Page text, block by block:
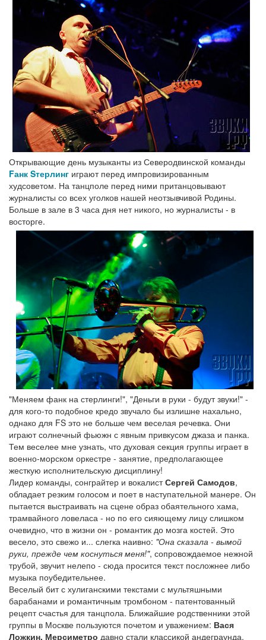
Открывающие день музыканты из Северодвинской команды
Fанк Sтерлинг играют перед импровизированным
худсоветом. На танцполе перед ними пританцовывают
журналисты со всех уголков нашей неотзывчивой Родины.
Больше в зале в 3 часа дня нет никого, но журналисты - в
восторге.
"Меняем фанк на стерлинги!", "Деньги в руки - будут звуки!" -
для кого-то подобное кредо звучало бы излишне нахально,
однако для FS это не больше чем веселая речевка. Они
играют солнечный фьюжн с явным привкусом джаза и панка.
Тем веселее мне узнать, что духовая секция группы играет в
военно-морском оркестре - занятие, предполагающее
жесткую исполнительскую дисциплину!
Лидер команды, сонграйтер и вокалистСергей Самодов,
обладает резким голосом и поет в наступательной манере. Он
пытается выстраивать на сцене образ обаятельного хама,
трамвайного ловеласа - но по его сияющему лицу слишком
очевидно, что в жизни он - романтик до мозга костей. Это
весело, это свежо и... слегка наивно: "Она сказала - вымой
руки, прежде чем коснуться меня!", сопровождаемое нежной
трубой, звучит нелепо - сюда просится текст посложнее либо
музыка поубедительнее.
Веселый бит с хулиганскими текстами с мультяшными
барабанами и романтичным тромбоном - патентованный
рецепт счастья для танцпола. Ближайшие родственники этой
группы в Москве пользуются почетом и уважением: Вася
Ложкин, Мерсиметро давно стали классикой андеграунда.